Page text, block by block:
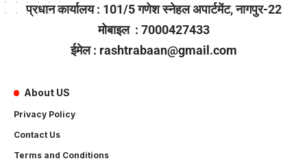
प्रधान कार्यालय : 101/5 गणेश स्नेहल अपार्टमेंट, नागपुर-22
मोबाइल : 7000427433
ईमेल : rashtrabaan@gmail.com
About US
Privacy Policy
Contact Us
Terms and Conditions